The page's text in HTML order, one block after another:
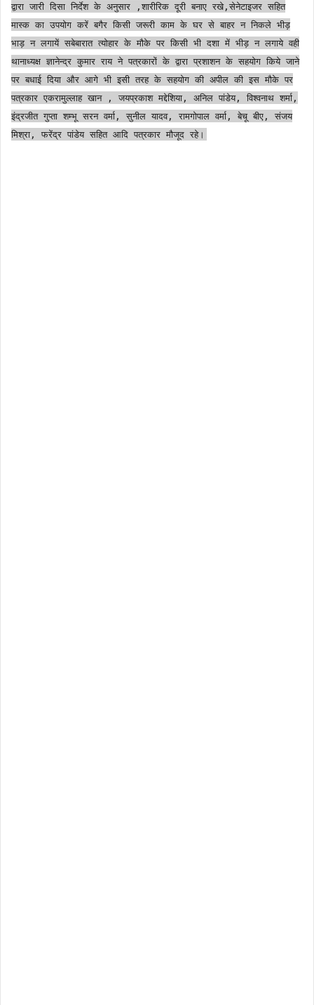
द्वारा जारी दिसा निर्देश के अनुसार ,शारीरिक दूरी बनाए रखे,सेनेटाइजर सहित
मास्क का उपयोग करें बगैर किसी जरूरी काम के घर से बाहर न निकले भीड़
भाड़ न लगायें सबेबारात त्योहार के मौके पर किसी भी दशा में भीड़ न लगाये वही
थानाध्यक्ष ज्ञानेन्द्र कुमार राय ने पत्रकारों के द्वारा प्रशाशन के सहयोग किये जाने
पर बधाई दिया और आगे भी इसी तरह के सहयोग की अपील की इस मौके पर
पत्रकार एकरामुल्लाह खान , जयप्रकाश मद्देशिया, अनिल पांडेय, विश्वनाथ शर्मा,
इंद्रजीत गुप्ता शम्भू सरन वर्मा, सुनील यादव, रामगोपाल वर्मा, बेचू बीए, संजय
मिश्रा, फरेंद्र पांडेय सहित आदि पत्रकार मौजूद रहे।